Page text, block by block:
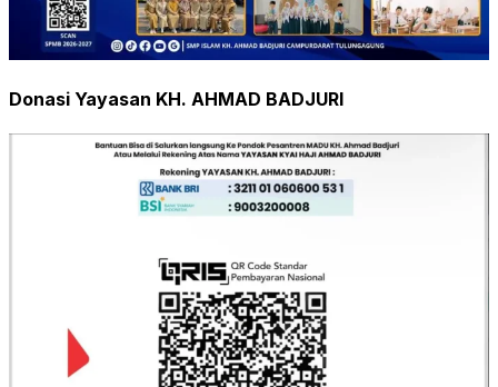
Donasi Yayasan KH. AHMAD BADJURI